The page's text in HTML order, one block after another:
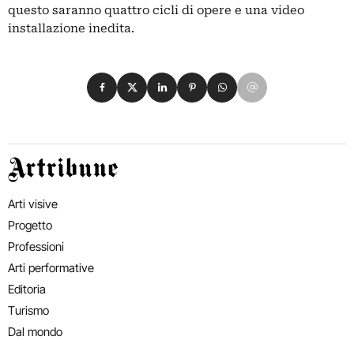
questo saranno quattro cicli di opere e una video
installazione inedita.
Condividi su Facebook
Condividi su X
Condividi su LinkedIn
Condividi su Pinterest
Condividi su WhatsApp
Condividi su Email
Artribune
Arti visive
Progetto
Professioni
Arti performative
Editoria
Turismo
Dal mondo